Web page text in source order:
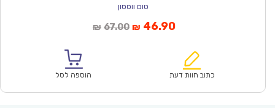
טום ווטסון
₪ 67.00המחיר
₪67.00.
₪ 46.90המחיר
הוא:
כתוב חוות דעת הוספה לסל